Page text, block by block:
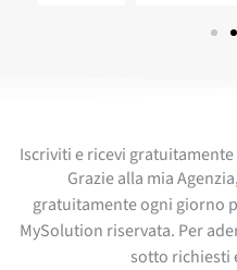
Iscriviti e ricevi
Grazie alla mia
gratuitamente ogni giorno
MySolution riservata. Per
sotto richiesti